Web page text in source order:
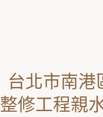
台北市南港
整修工程親